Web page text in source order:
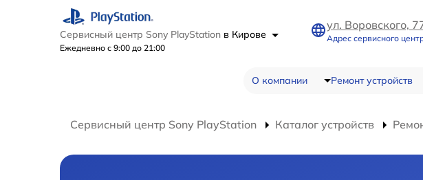
Сервисный центр Sony PlayStation в Кирове
Ежедневно с 9:00 до 21:00
ул. Воровского,
Адрес сервисного
О компании Ремонт устройств
Сервисный центр Sony PlayStation Каталог устройств